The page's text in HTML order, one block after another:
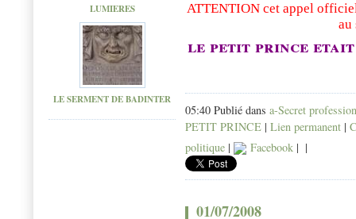
LUMIERES
LE SERMENT DE BADINTER
ATTENTION cet appel
au
le petit prince
05:40 Publié dans a-Secret
PETIT PRINCE | Lien permanent |
politique | Facebook | |
01/07/2008